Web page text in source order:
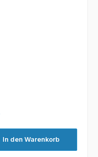
In den Warenkorb